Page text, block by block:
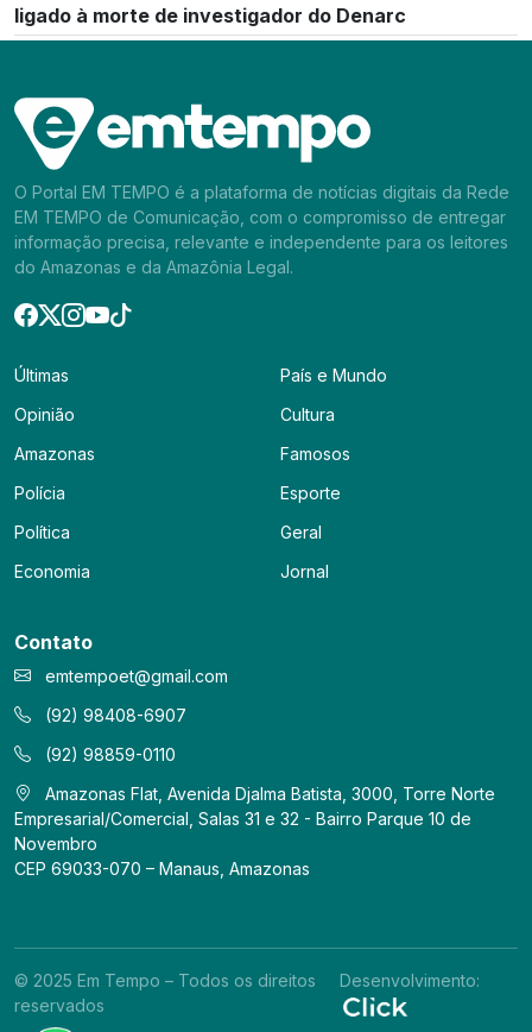
ligado à morte de investigador do Denarc
O Portal EM TEMPO é a plataforma de notícias digitais da Rede
EM TEMPO de Comunicação, com o compromisso de entregar
informação precisa, relevante e independente para os leitores
do Amazonas e da Amazônia Legal.
Últimas
Opinião
Amazonas
Polícia
Política
Economia
País e Mundo
Cultura
Famosos
Esporte
Geral
Jornal
Contato
emtempoet@gmail.com
(92) 98408-6907
(92) 98859-0110
Amazonas Flat, Avenida Djalma Batista, 3000, Torre Norte
Empresarial/Comercial, Salas 31 e 32 - Bairro Parque 10 de
Novembro
CEP 69033-070 – Manaus, Amazonas
© 2025 Em Tempo – Todos os direitos
reservados
Desenvolvimento: